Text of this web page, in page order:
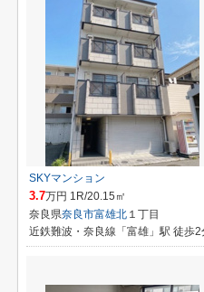
SKYマンション
3.7万円 1R/20.15㎡
奈良県奈良市富雄北 １丁目
近鉄難波・奈良線「富雄」駅 徒歩2